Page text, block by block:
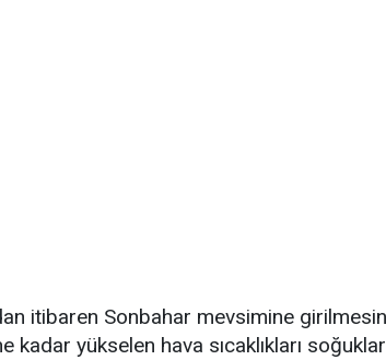
itibaren Sonbahar mevsimine
kadar yükselen hava sıcaklıkları